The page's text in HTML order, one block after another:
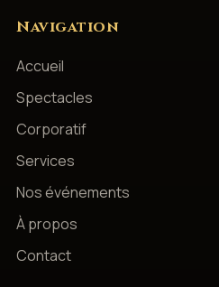
Navigation
Accueil
Spectacles
Corporatif
Services
Nos événements
À propos
Contact